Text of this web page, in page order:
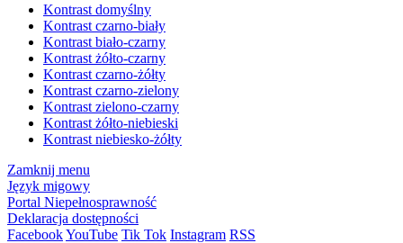
Kontrast domyślny
Kontrast czarno-biały
Kontrast biało-czarny
Kontrast żółto-czarny
Kontrast czarno-żółty
Kontrast czarno-zielony
Kontrast zielono-czarny
Kontrast żółto-niebieski
Kontrast niebiesko-żółty
Zamknij menu
Język migowy
Portal Niepełnosprawność
Deklaracja dostępności
FacebookYouTube Tik Tok Instagram RSS